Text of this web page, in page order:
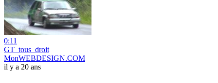
0:11
GT_tous_droit
MonWEBDESIGN.COM
il y a 20 ans